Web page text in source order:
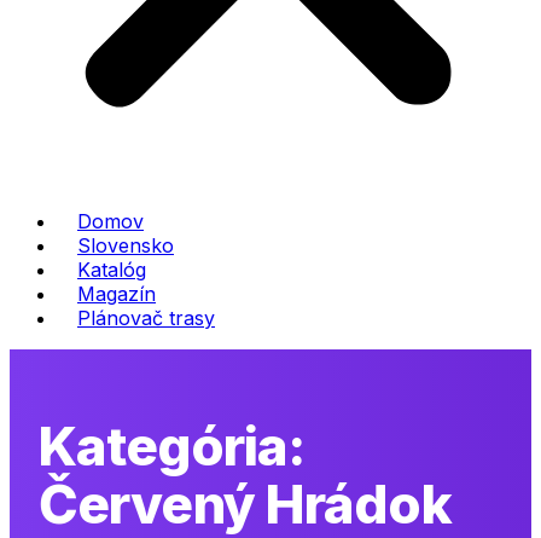
Domov
Slovensko
Katalóg
Magazín
Plánovač trasy
Kategória:
Červený Hrádok